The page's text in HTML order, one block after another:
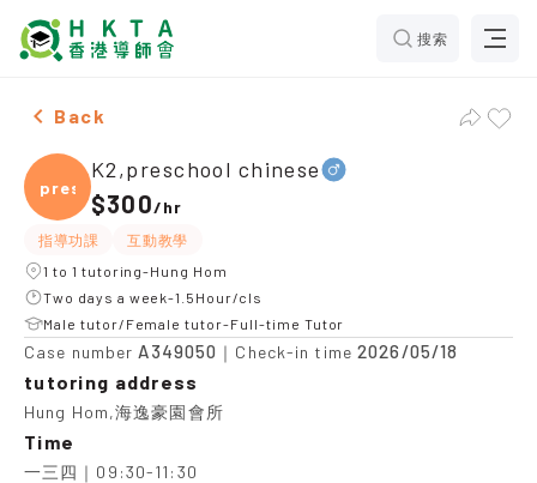
搜索
Male K2,preschool chinese，Hung Hom Tuition
Back
presc
K2,preschool chinese
$300/hr
指導功課
互動教學
1 to 1 tutoring-Hung Hom
Two days a week-1.5Hour/cls
Male tutor/Female tutor-Full-time Tutor
Case number A349050 ｜Check-in time2026/05/18
tutoring address
Hung Hom,海逸豪園會所
Time
一三四｜09:30-11:30